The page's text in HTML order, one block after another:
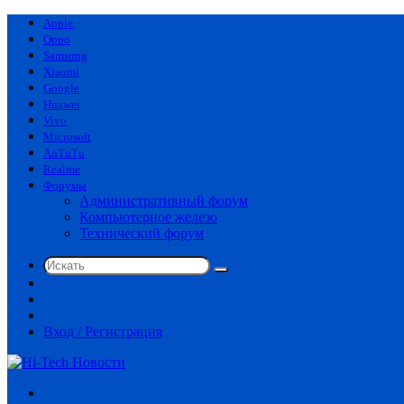
Apple
Oppo
Samsung
Xiaomi
Google
Huawei
Vivo
Microsoft
AnTuTu
Realme
Форумы
Административный форум
Компьютерное железо
Технический форум
Искать
статья
Вход / Регистрация